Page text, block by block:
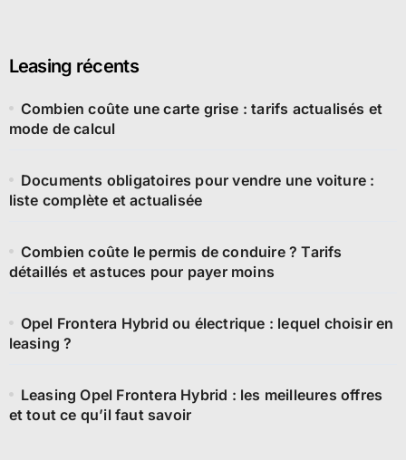
Leasing récents
Combien coûte une carte grise : tarifs actualisés et
mode de calcul
Documents obligatoires pour vendre une voiture :
liste complète et actualisée
Combien coûte le permis de conduire ? Tarifs
détaillés et astuces pour payer moins
Opel Frontera Hybrid ou électrique : lequel choisir en
leasing ?
Leasing Opel Frontera Hybrid : les meilleures offres
et tout ce qu’il faut savoir